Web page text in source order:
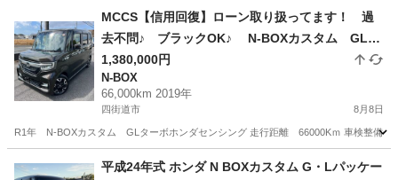
MCCS【信用回復】ローン取り扱ってます！ 過
去不問♪ ブラックOK♪ N-BOXカスタム GLタ
ーボホンダセンシング お問い合わせ大歓迎です
♪！
1,380,000円
N-BOX
66,000km 2019年
四街道市 8月8日
R1年 N-BOXカスタム GLターボホンダセンシング 走行距離 66000Kｍ 車検整備付
N-BOX MCCS
平成24年式 ホンダ N BOXカスタム G・Lパッケー